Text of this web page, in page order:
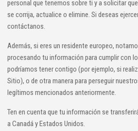
personal que tenemos sobre ti y a solicitar
se corrija, actualice o elimine. Si deseas
contáctanos.
Además, si eres un residente europeo,
procesando tu información para cumplir con
podríamos tener contigo (por ejemplo, si
Sitio), o de otra manera para perseguir
legítimos mencionados anteriormente.
Ten en cuenta que tu información se
a Canadá y Estados Unidos.